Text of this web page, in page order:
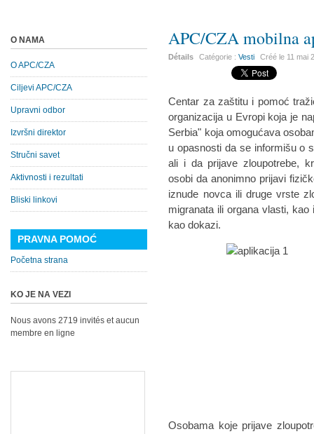
APC/CZA mobilna
Détails Catégorie :Vesti Créé le 11 mai
Centar za zaštitu i pomoć
organizacija u Evropi koja je
Serbia" koja omogućava
u opasnosti da se informišu o
ali i da prijave zloupotrebe,
osobi da anonimno prijavi
iznude novca ili druge vrste
migranata ili organa vlasti,
kao dokazi.
Osobama koje prijave
O NAMA
O APC/CZA
Ciljevi APC/CZA
Upravni odbor
Izvršni direktor
Stručni savet
Aktivnosti i rezultati
Bliski linkovi
PRAVNA POMOĆ
Početna strana
KO JE NA VEZI
Nous avons 2719 invités et aucun
membre en ligne